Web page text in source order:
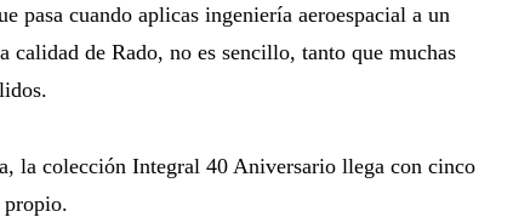
pasa cuando aplicas ingeniería aeroespacial a un
calidad de Rado, no es sencillo, tanto que muchas
la colección Integral 40 Aniversario llega con cinco
propio.